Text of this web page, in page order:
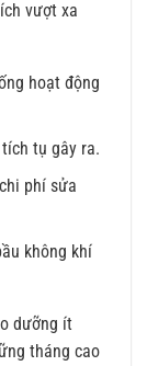
vượt xa
hoạt động
tụ gây ra.
phí sửa
không khí
dưỡng ít
tháng cao